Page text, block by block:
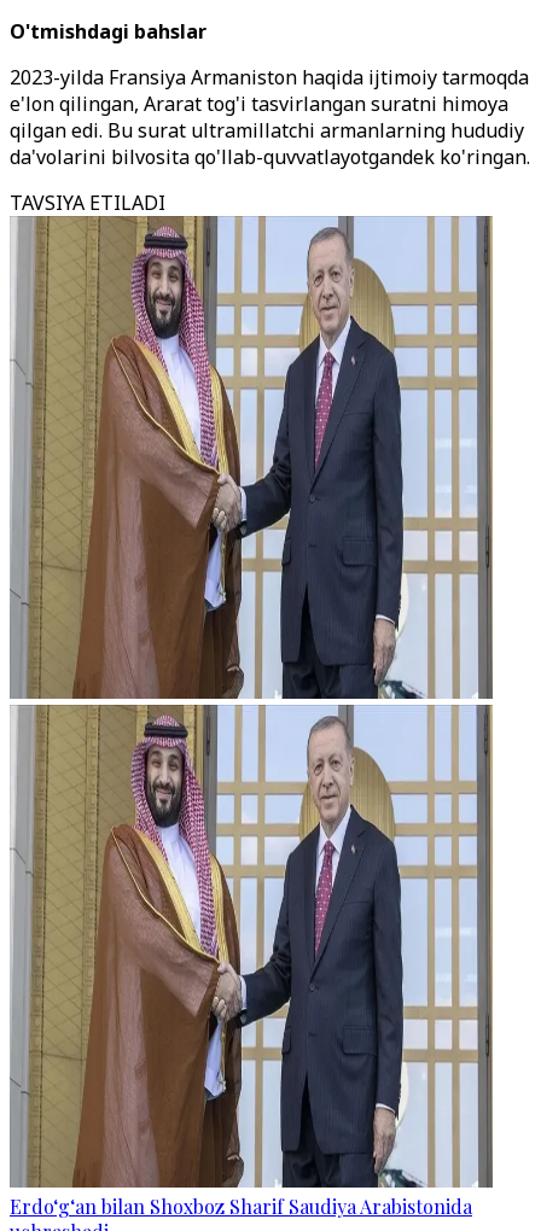
O'tmishdagi bahslar
2023-yilda Fransiya Armaniston haqida ijtimoiy tarmoqda
e'lon qilingan, Ararat tog'i tasvirlangan suratni himoya
qilgan edi. Bu surat ultramillatchi armanlarning hududiy
da'volarini bilvosita qo'llab-quvvatlayotgandek ko'ringan.
TAVSIYA ETILADI
Erdo‘g‘an bilan Shoxboz Sharif Saudiya Arabistonida